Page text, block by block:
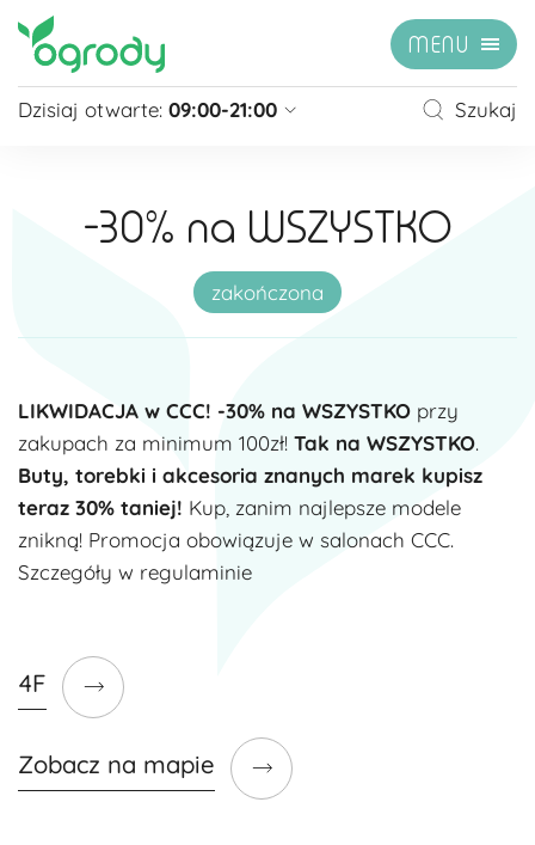
MENU
Dzisiaj otwarte: 09:00-21:00
Niedziela
zamknięte
Niedziela handlowa
10:00 - 20:00
Szukaj
-30% na WSZYSTKO
zakończona
LIKWIDACJA w CCC! -30% na WSZYSTKO przy
zakupach za minimum 100zł! Tak na WSZYSTKO.
Buty, torebki i akcesoria znanych marek kupisz
teraz 30% taniej! Kup, zanim najlepsze modele
znikną! Promocja obowiązuje w salonach CCC.
Szczegóły w regulaminie
4F
Zobacz na mapie